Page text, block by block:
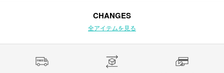
CHANGES
全アイテムを見る